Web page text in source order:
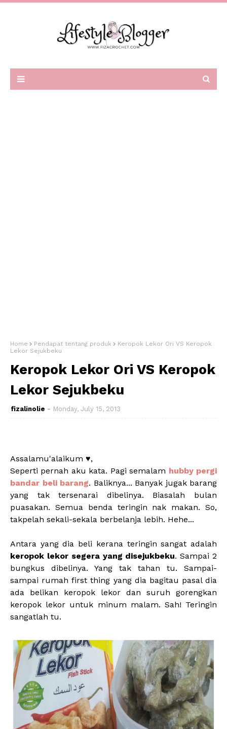
Home Pendapat tentang produk
Keropok Lekor Ori VS Keropok
Lekor Sejukbeku
Keropok Lekor Ori VS Keropok
Lekor Sejukbeku
fizalinolie Monday, July 15, 2013
Assalamu'alaikum ♥,
Seperti pernah aku kata. Pagi semalam hubby pergi
bandar beli barang. Baliknya... Banyak jugak barang
yang tak tersenarai dibelinya. Biasalah bulan
puasakan. Semua benda teringin nak makan. So,
takpelah sekali-sekala berbelanja lebih. Hehe...
Antara yang dia beli kerana teringin sangat adalah
keropok lekor segera yang disejukbeku. Sampai 2
bungkus dibelinya. Yang tak tahan tu. Sampai-
sampai rumah first thing yang dia bagitau pasal dia
ada belikan keropok lekor dan suruh gorengkan
keropok lekor untuk minum malam. Sah! Teringin
sangatlah tu.